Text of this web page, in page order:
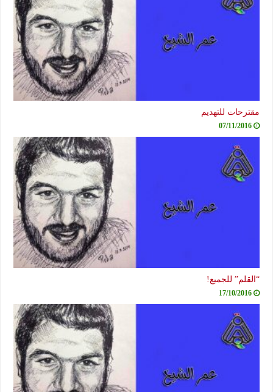
مقترحات للتهديم
07/11/2016
“القلم” للجميع!
17/10/2016